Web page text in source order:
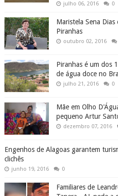
julho 06, 2016 0
Maristela Sena
Piranhas
outubro 02, 2016
Piranhas é um dos
de água doce no
julho 21, 2016 0
Mãe em Olho
pequeno Artur
dezembro 07, 2016
Engenhos de Alagoas garantem
clichês
junho 19, 2016 0
Familiares de